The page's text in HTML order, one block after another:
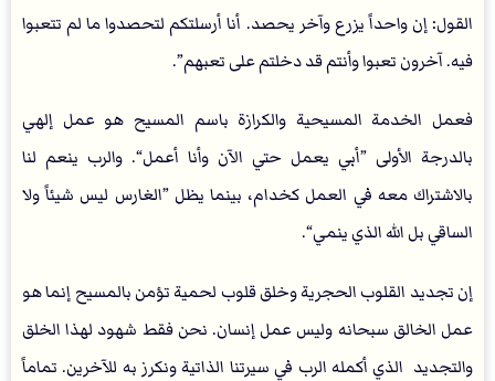
القول: إن واحداً يزرع وآخر يحصد. أنا أرسلتكم لتحصدوا ما لم تتعبوا
فيه. آخرون تعبوا وأنتم قد دخلتم على تعبهم”.
فعمل الخدمة المسيحية والكرازة باسم المسيح هو عمل إلهي
بالدرجة الأولى ”أبي يعمل حتي الآن وأنا أعمل“. والرب ينعم لنا
بالاشتراك معه في العمل كخدام، بينما يظل ”الغارس ليس شيئاً ولا
الساقي بل الله الذي ينمي“.
إن تجديد القلوب الحجرية وخلق قلوب لحمية تؤمن بالمسيح إنما هو
عمل الخالق سبحانه وليس عمل إنسان. نحن فقط شهود لهذا الخلق
والتجديد الذي أكمله الرب في سيرتنا الذاتية ونكرز به للآخرين. تماماً